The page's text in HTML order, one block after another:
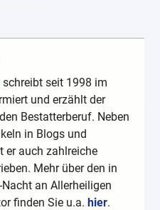
schreibt seit 1998 im
und erzählt der
Bestatterberuf. Neben
in Blogs und
er auch zahlreiche
Mehr über den in
an Allerheiligen
finden Sie u.a.hier.